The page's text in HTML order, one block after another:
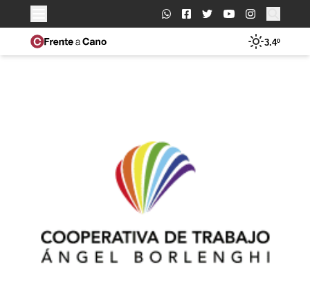
Buscar:
3.4º